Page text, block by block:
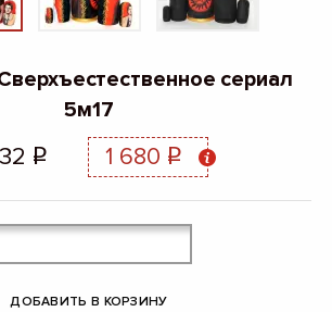
сериал
5м17
q 1 680 q
ДОБАВИТЬ В КОРЗИНУ